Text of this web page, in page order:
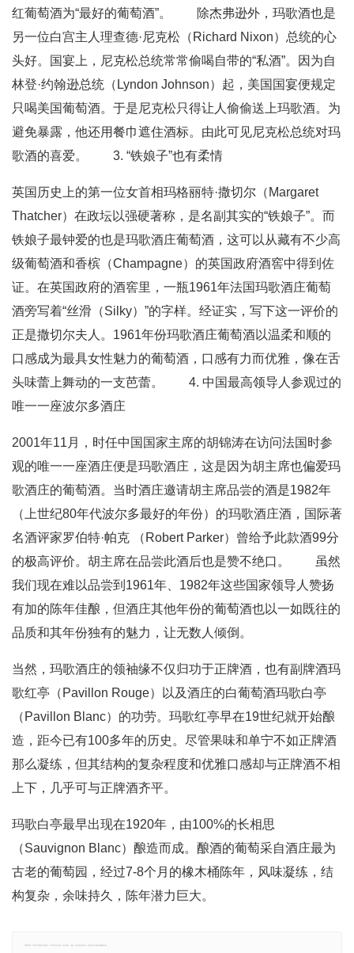
红葡萄酒为“最好的葡萄酒”。 除杰弗逊外，玛歌酒也是
另一位白宫主人理查德·尼克松（Richard Nixon）总统的心
头好。国宴上，尼克松总统常常偷喝自带的“私酒”。因为自
林登·约翰逊总统（Lyndon Johnson）起，美国国宴便规定
只喝美国葡萄酒。于是尼克松只得让人偷偷送上玛歌酒。为
避免暴露，他还用餐巾遮住酒标。由此可见尼克松总统对玛
歌酒的喜爱。 3. “铁娘子”也有柔情
英国历史上的第一位女首相玛格丽特·撒切尔（Margaret
Thatcher）在政坛以强硬著称，是名副其实的“铁娘子”。而
铁娘子最钟爱的也是玛歌酒庄葡萄酒，这可以从藏有不少高
级葡萄酒和香槟（Champagne）的英国政府酒窖中得到佐
证。在英国政府的酒窖里，一瓶1961年法国玛歌酒庄葡萄
酒旁写着“丝滑（Silky）”的字样。经证实，写下这一评价的
正是撒切尔夫人。1961年份玛歌酒庄葡萄酒以温柔和顺的
口感成为最具女性魅力的葡萄酒，口感有力而优雅，像在舌
头味蕾上舞动的一支芭蕾。 4. 中国最高领导人参观过的
唯一一座波尔多酒庄
2001年11月，时任中国国家主席的胡锦涛在访问法国时参
观的唯一一座酒庄便是玛歌酒庄，这是因为胡主席也偏爱玛
歌酒庄的葡萄酒。当时酒庄邀请胡主席品尝的酒是1982年
（上世纪80年代波尔多最好的年份）的玛歌酒庄酒，国际著
名酒评家罗伯特·帕克 （Robert Parker）曾给予此款酒99分
的极高评价。胡主席在品尝此酒后也是赞不绝口。 虽然
我们现在难以品尝到1961年、1982年这些国家领导人赞扬
有加的陈年佳酿，但酒庄其他年份的葡萄酒也以一如既往的
品质和其年份独有的魅力，让无数人倾倒。
当然，玛歌酒庄的领袖缘不仅归功于正牌酒，也有副牌酒玛
歌红亭（Pavillon Rouge）以及酒庄的白葡萄酒玛歌白亭
（Pavillon Blanc）的功劳。玛歌红亭早在19世纪就开始酿
造，距今已有100多年的历史。尽管果味和单宁不如正牌酒
那么凝练，但其结构的复杂程度和优雅口感却与正牌酒不相
上下，几乎可与正牌酒齐平。
玛歌白亭最早出现在1920年，由100%的长相思
（Sauvignon Blanc）酿造而成。酿酒的葡萄采自酒庄最为
古老的葡萄园，经过7-8个月的橡木桶陈年，风味凝练，结
构复杂，余味持久，陈年潜力巨大。